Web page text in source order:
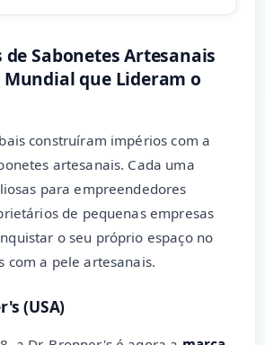
de Sabonetes Artesanais
Mundial que Lideram o
construíram impérios com a
artesanais. Cada uma
para empreendedores
de pequenas empresas
o seu próprio espaço no
com a pele artesanais.
(USA)